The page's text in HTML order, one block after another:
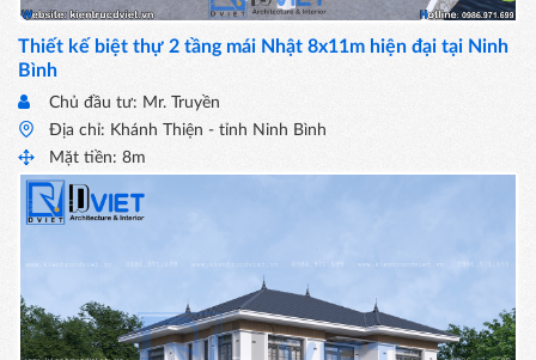
Thiết kế biệt thự 2 tầng mái Nhật 8x11m hiện đại tại Ninh
Bình
Chủ đầu tư: Mr. Truyền
Địa chỉ: Khánh Thiện - tỉnh Ninh Bình
Mặt tiền: 8m